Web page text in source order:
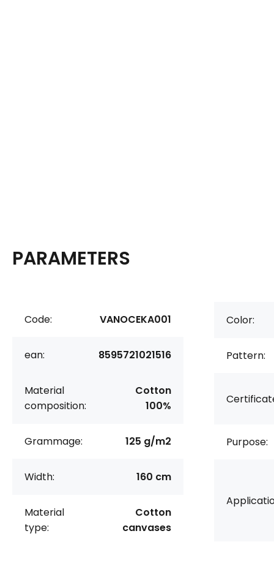
PARAMETERS
Code: VANOCEKA001
ean: 8595721021516
Material
composition:
Cotton
100%
Grammage: 125 g/m2
Width: 160 cm
Material
type:
Cotton
canvases
Color:
Pattern:
Purpose: